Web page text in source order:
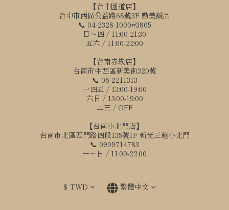
【台中園道店】
台中市西區公益路68號3F 勤美誠品
📞 04-2328-1000#3805
日～四 / 11:00-21:30
五六 / 11:00-22:00
【台南赤崁店】
台南市中西區新美街320號
📞 06-2211313
一四五 / 13:00-19:00
六日 / 13:00-19:00
二三 / OFF
【台南小北門店】
台南市北區西門路四段135號1F 新光三越小北門
📞 0909714783
一～日 / 11:00-22:00
$ TWD 繁體中文